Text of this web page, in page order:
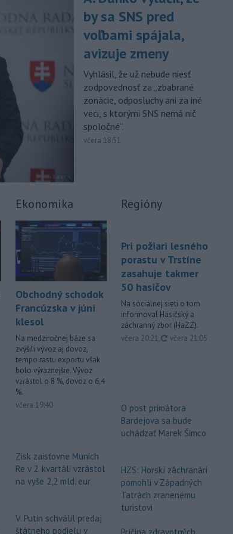
11:03 - Pre pretrvávajúce sucho,
horúčavy a nedostatok pitnej vody
boli do odvolania vyhlásené
mimoriadne situácie v obciach Nižný
Čaj a Vyšný Čaj v okrese Košice-okolie.
10:59 - Od piatku do nedele (9. 8.)
do ukončenia premávky bude z
dôvoduhudobného festivalu
Lovestream na starom letisku v
bratislavských Vajnoroch upravená
organizácia MHD v oblasti Vajnôr.
by sa SNS pred
voľbami spájala,
avizuje zmeny
Vyhlásil, že už nebude niesť
zodpovednosť za „zbabrané
zonácie, odposluchy ani za iné
veci, s ktorými SNS nemá nič
spoločné“.
včera 18:51
Ekonomika
Obchodný schodok
Francúzska v júni
klesol
Na medziročnej báze sa
zvýšili vývoz aj dovoz,
tempo rastu exportu však
bolo výraznejšie. Vývoz
vzrástol o 8 %, dovoz o 6,4
%.
včera 19:40
Zisk zaisťovne Munich
Re v 2. kvartáli vzrástol
na vyše 2,2 mld. eur
V. Putin schválil predaj
štátneho podielu v
Regióny
Pri požiari lesného
porastu v Trstíne
zasahuje takmer
50 hasičov
Na sociálnej sieti o tom
informoval Hasičský a
záchranný zbor (HaZZ).
včera 20:21, aktualizované
včera 21:05
O post primátora
Bardejova sa bude
uchádzať Marek Šimco
HZS: Horskí záchranári
pomohli v Západných
Tatrách zranenému
turistovi